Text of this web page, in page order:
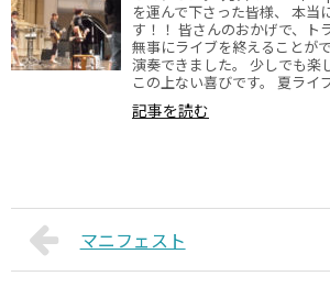
を運んで下さった皆様、 本当
す！！ 皆さんのおかげで、ト
無事にライブを終えることが
演奏できました。 少しでも楽
この上ない喜びです。 夏ライ
記事を読む
マニフェスト